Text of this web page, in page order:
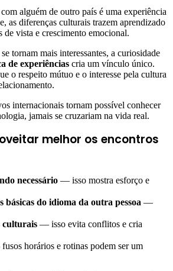
alguém de outro país é uma experiência
as diferenças culturais trazem aprendizado
de vista e crescimento emocional.
tornam mais interessantes, a curiosidade
de experiências cria um vínculo único.
o respeito mútuo e o interesse pela cultura
internacionais tornam possível conhecer
jamais se cruzariam na vida real.
melhor os encontros
necessário — isso mostra esforço e
básicas do idioma da outra pessoa —
culturais — isso evita conflitos e cria
horários e rotinas podem ser um